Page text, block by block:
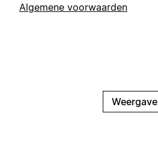
Algemene voorwaarden
Weergave